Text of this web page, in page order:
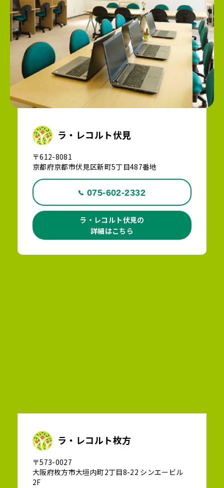
ラ・レコルト伏見
〒612-8081
京都府京都市伏見区新町5丁目487番地
075-602-2332
ラ・レコルト伏見の
詳細はこちら
ラ・レコルト枚方
〒573-0027
大阪府枚方市大垣内町2丁目8-22 シンエービル
2F